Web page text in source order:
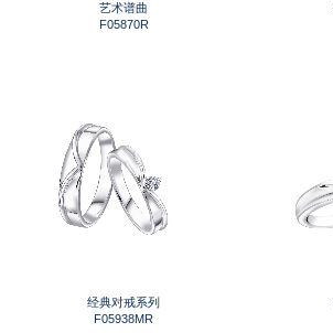
艺术谱曲
F05870R
经典对戒系列
F05938MR